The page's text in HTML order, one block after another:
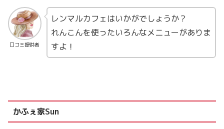
口コミ提供者
レンマルカフェはいかがでしょうか？
れんこんを使ったいろんなメニューがありま
すよ！
かふぇ家Sun